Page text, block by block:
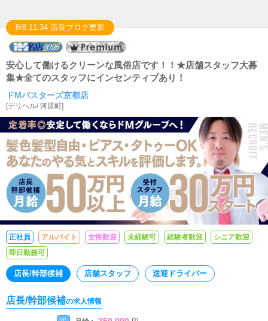
8/8 11:34 店長ブログ更新
安心して働けるクリーンな風俗店です！！★店舗スタッフ大募
集★全てのスタッフにインセンティブあり！
ドMバスターズ京都店
[デリヘル/河原町]
正社員 アルバイト 女性歓迎 未経験可 経験者歓迎
シニア歓迎
即日勤務可
店長/幹部候補 店舗スタッフ 送迎ドライバー
店長/幹部候補の求人情報